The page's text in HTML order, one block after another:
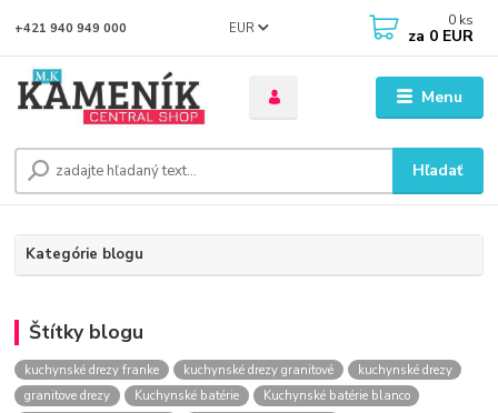
Menu
EUR
Hľadať
+421 940 949 000 0 ks
za 0 EUR
Kategórie blogu
Štítky blogu
kuchynské drezy franke kuchynské drezy granitové
kuchynské drezy
granitove drezy
Kuchynské batérie
Kuchynské batérie blanco